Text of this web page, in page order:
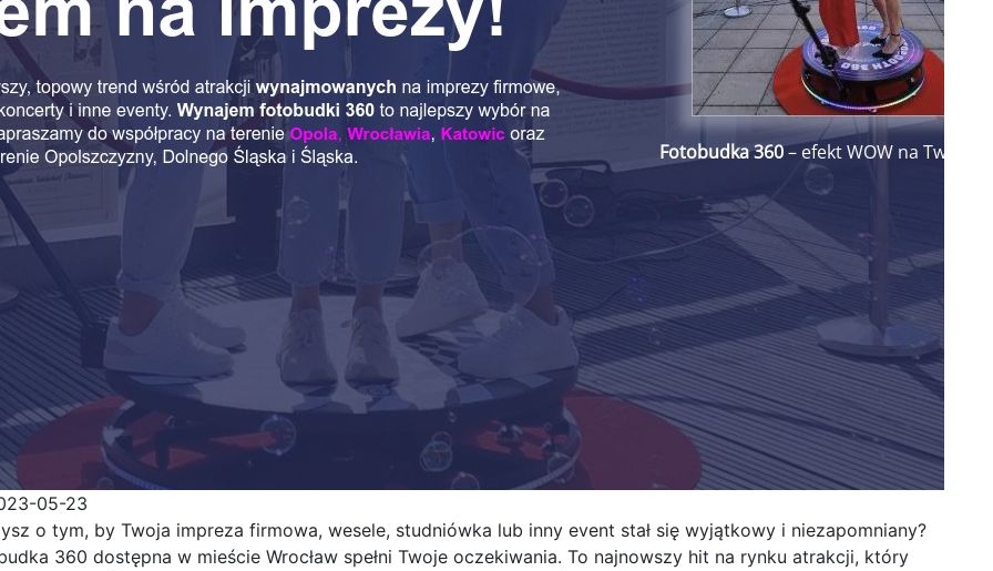
05-23
o tym, by Twoja impreza firmowa, wesele, studniówka lub inny event stał się wyjątkowy i niezapomniany?
360 dostępna w mieście Wrocław spełni Twoje oczekiwania. To najnowszy hit na rynku atrakcji, który